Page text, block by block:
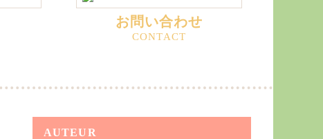
お問い合わせ
AUTEUR